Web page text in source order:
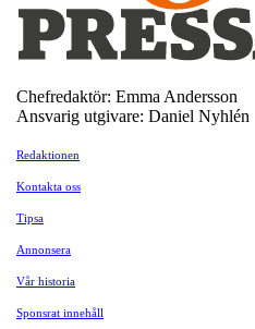
Chefredaktör: Emma Andersson
Ansvarig utgivare: Daniel Nyhlén
Redaktionen
Kontakta oss
Tipsa
Annonsera
Vår historia
Sponsrat innehåll